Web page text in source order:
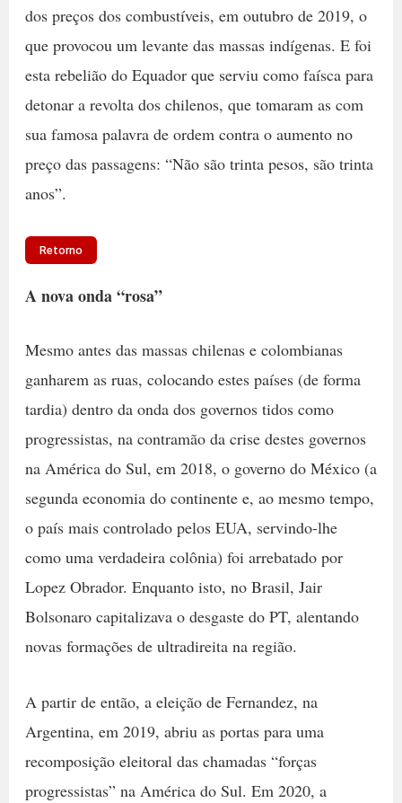
dos preços dos combustíveis, em outubro de 2019, o
que provocou um levante das massas indígenas. E foi
esta rebelião do Equador que serviu como faísca para
detonar a revolta dos chilenos, que tomaram as com
sua famosa palavra de ordem contra o aumento no
preço das passagens: “Não são trinta pesos, são trinta
anos”.
Retorno
A nova onda “rosa”
Mesmo antes das massas chilenas e colombianas
ganharem as ruas, colocando estes países (de forma
tardia) dentro da onda dos governos tidos como
progressistas, na contramão da crise destes governos
na América do Sul, em 2018, o governo do México (a
segunda economia do continente e, ao mesmo tempo,
o país mais controlado pelos EUA, servindo-lhe
como uma verdadeira colônia) foi arrebatado por
Lopez Obrador. Enquanto isto, no Brasil, Jair
Bolsonaro capitalizava o desgaste do PT, alentando
novas formações de ultradireita na região.
A partir de então, a eleição de Fernandez, na
Argentina, em 2019, abriu as portas para uma
recomposição eleitoral das chamadas “forças
progressistas” na América do Sul. Em 2020, a